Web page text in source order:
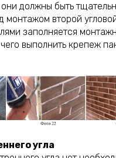
должны быть
монтажом второй
заполняется
выполнить крепеж
угла